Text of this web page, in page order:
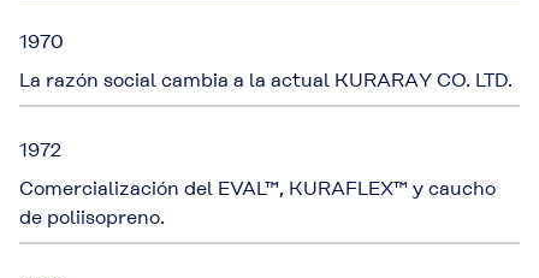
1970
La razón social cambia a la actual KURARAY CO. LTD.
1972
Comercialización del EVAL™, KURAFLEX™ y caucho
de poliisopreno.